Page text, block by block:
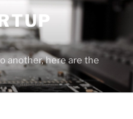
another, here are the